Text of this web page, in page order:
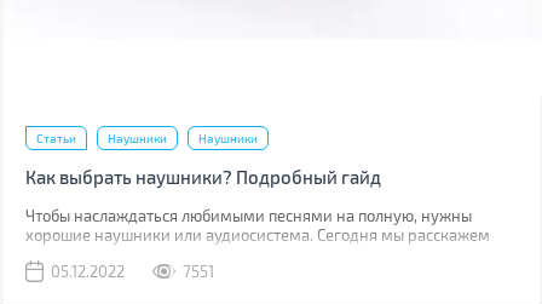
Статьи Наушники Наушники
Как выбрать наушники? Подробный гайд
Чтобы наслаждаться любимыми песнями на полную, нужны
хорошие наушники или аудиосистема. Сегодня мы расскажем
характеристиках и других факторах, которые нужно учесть при
05.12.2022 7551